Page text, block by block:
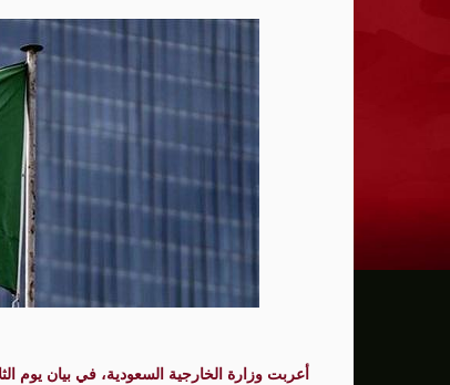
ترامب: يحذر من سيطرة
حماية الصحافيين تكرّم الصحافية
فانس يؤكد وجود اختلافات في الرأي
إيران تهدد بمهاجمة دول الخليج إذا
ن.تايمز: مشرعون أمريكيون يسعون
الدفاع الروسية: ضربنا سفينتين
أعربت وزارة الخارجية السعودية، في بيان يوم